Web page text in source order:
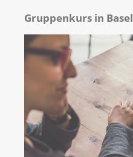
Gruppenkurs in Basel